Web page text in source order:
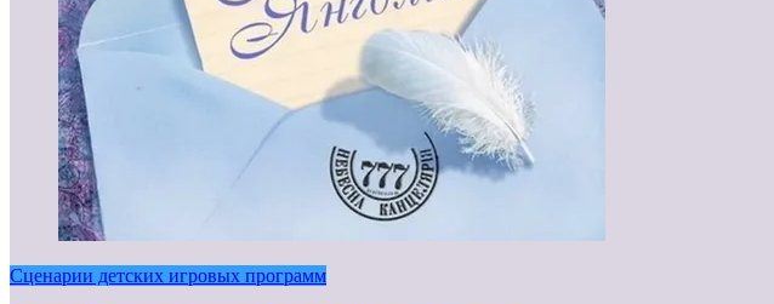
Сценарии детских игровых программ